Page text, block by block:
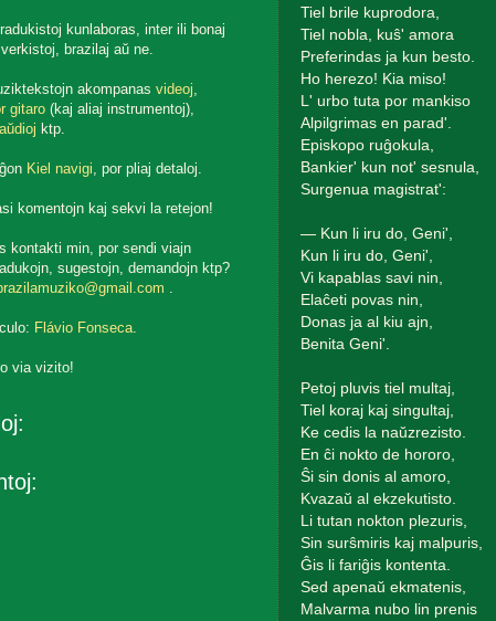
Tiel brile kuprodora,
Tiel nobla, kuŝ' amora
Preferindas ja kun besto.
Ho herezo! Kia miso!
L' urbo tuta por mankiso
Alpilgrimas en parad'.
Episkopo ruĝokula,
Bankier' kun not' sesnula,
Surgenua magistrat':
— Kun li iru do, Geni',
Kun li iru do, Geni',
Vi kapablas savi nin,
Elaĉeti povas nin,
Donas ja al kiu ajn,
Benita Geni'.
Petoj pluvis tiel multaj,
Tiel koraj kaj singultaj,
Ke cedis la naŭzrezisto.
En ĉi nokto de hororo,
Ŝi sin donis al amoro,
Kvazaŭ al ekzekutisto.
Li tutan nokton plezuris,
Sin surŝmiris kaj malpuris,
Ĝis li fariĝis kontenta.
Sed apenaŭ ekmatenis,
Malvarma nubo lin prenis
kunlaboras, inter ili bonaj
brazilaj aŭ ne.
akompanas videoj,
gitaro(kaj aliaj instrumentoj),
aŭdioj ktp.
Kiel navigi, por pliaj detaloj.
komentojn kaj sekvi la retejon!
kontakti min, por sendi viajn
sugestojn, demandojn ktp?
.
Flávio Fonseca.
via vizito!